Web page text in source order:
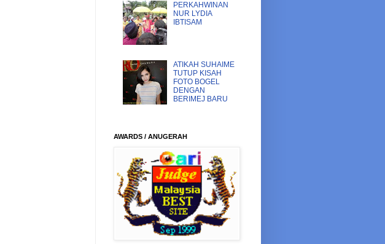
PERKAHWINAN
NUR LYDIA
IBTISAM
ATIKAH SUHAIME
TUTUP KISAH
FOTO BOGEL
DENGAN
BERIMEJ BARU
AWARDS / ANUGERAH